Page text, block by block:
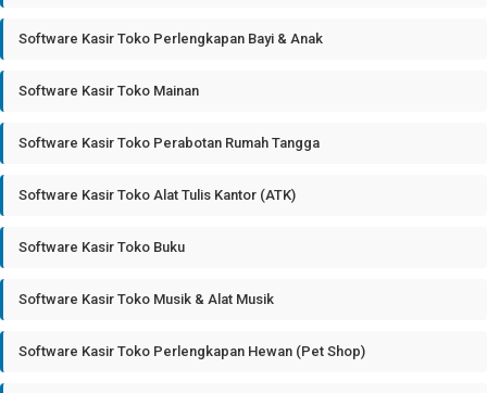
Software Kasir Toko Perlengkapan Bayi & Anak
Software Kasir Toko Mainan
Software Kasir Toko Perabotan Rumah Tangga
Software Kasir Toko Alat Tulis Kantor (ATK)
Software Kasir Toko Buku
Software Kasir Toko Musik & Alat Musik
Software Kasir Toko Perlengkapan Hewan (Pet Shop)